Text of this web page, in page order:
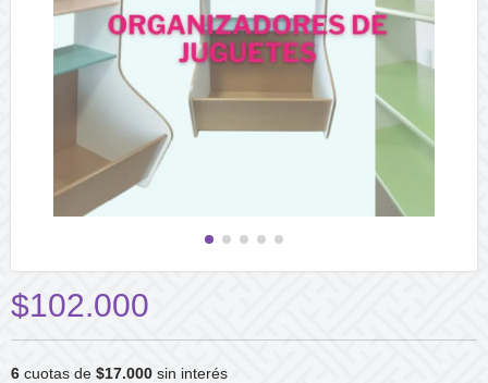
$102.000
6 cuotas de $17.000 sin interés